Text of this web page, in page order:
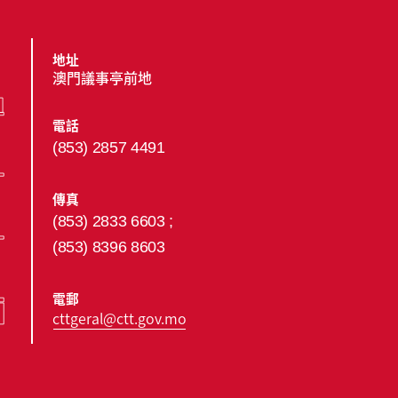
地址
澳門議事亭前地
電話
(853) 2857 4491
傳真
(853) 2833 6603 ;
(853) 8396 8603
電郵
cttgeral@ctt.gov.mo